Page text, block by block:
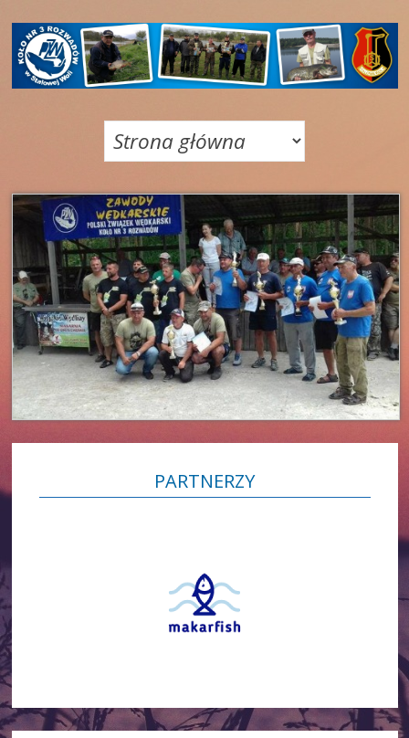
PARTNERZY